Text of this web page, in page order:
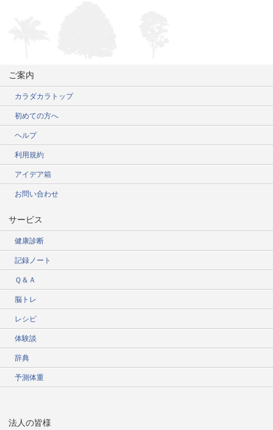
ご案内
カラダカラトップ
初めての方へ
ヘルプ
利用規約
アイデア箱
お問い合わせ
サービス
健康診断
記録ノート
Ｑ＆Ａ
脳トレ
レシピ
体験談
辞典
予測体重
法人の皆様